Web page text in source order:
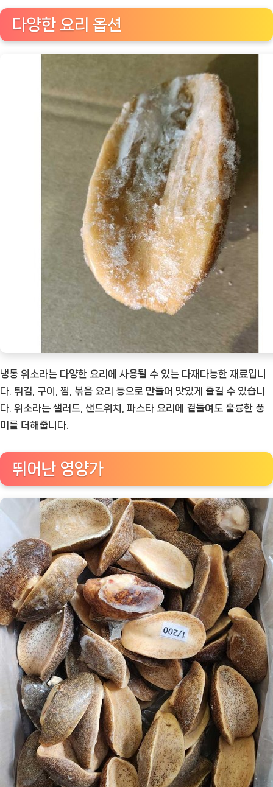
다양한 요리 옵션
냉동 위소라는 다양한 요리에 사용될 수 있는 다재다능한 재료입니
다. 튀김, 구이, 찜, 볶음 요리 등으로 만들어 맛있게 즐길 수 있습니
다. 위소라는 샐러드, 샌드위치, 파스타 요리에 곁들여도 훌륭한 풍
미를 더해줍니다.
뛰어난 영양가